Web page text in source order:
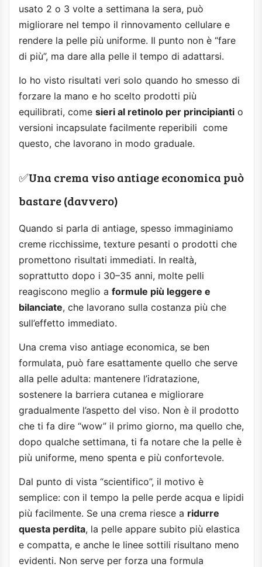
usato 2 o 3 volte a settimana la sera, può
migliorare nel tempo il rinnovamento cellulare e
rendere la pelle più uniforme. Il punto non è “fare
di più”, ma dare alla pelle il tempo di adattarsi.
Io ho visto risultati veri solo quando ho smesso di
forzare la mano e ho scelto prodotti più
equilibrati, come sieri al retinolo per principianti o
versioni incapsulate facilmente reperibili come
questo, che lavorano in modo graduale.
✅Una crema viso antiage economica può
bastare (davvero)
Quando si parla di antiage, spesso immaginiamo
creme ricchissime, texture pesanti o prodotti che
promettono risultati immediati. In realtà,
soprattutto dopo i 30–35 anni, molte pelli
reagiscono meglio a formule più leggere e
bilanciate, che lavorano sulla costanza più che
sull’effetto immediato.
Una crema viso antiage economica, se ben
formulata, può fare esattamente quello che serve
alla pelle adulta: mantenere l’idratazione,
sostenere la barriera cutanea e migliorare
gradualmente l’aspetto del viso. Non è il prodotto
che ti fa dire “wow” il primo giorno, ma quello che,
dopo qualche settimana, ti fa notare che la pelle è
più uniforme, meno spenta e più confortevole.
Dal punto di vista “scientifico”, il motivo è
semplice: con il tempo la pelle perde acqua e lipidi
più facilmente. Se una crema riesce a ridurre
questa perdita, la pelle appare subito più elastica
e compatta, e anche le linee sottili risultano meno
evidenti. Non serve per forza una formula